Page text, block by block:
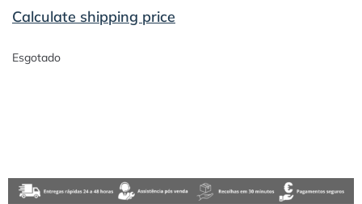
Calculate shipping price
Esgotado